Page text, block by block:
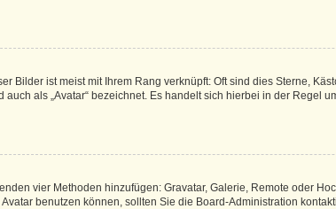
Bilder ist meist mit Ihrem Rang verknüpft: Oft sind dies Sterne,
als „Avatar“ bezeichnet. Es handelt sich hierbei in der Regel
vier Methoden hinzufügen: Gravatar, Galerie, Remote oder
benutzen können, sollten Sie die Board-Administration